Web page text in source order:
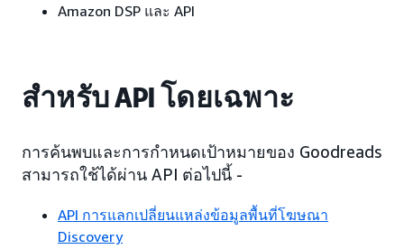
Amazon DSP และ API
สำหรับ API โดยเฉพาะ
การค้นพบและการกำหนดเป้าหมายของ Goodreads
สามารถใช้ได้ผ่าน API ต่อไปนี้ -
API การแลกเปลี่ยนแหล่งข้อมูลพื้นที่โฆษณา
Discovery